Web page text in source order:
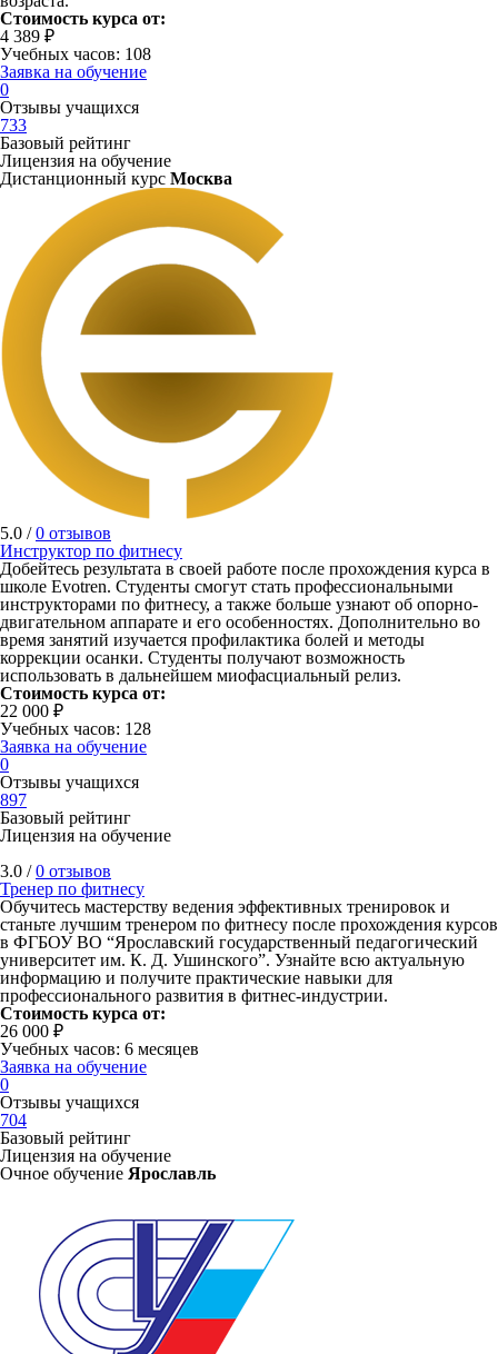
Стоимость курса от:
4 389 ₽
Учебных часов: 108
Заявка на обучение
0
Отзывы учащихся
733
Базовый рейтинг
Лицензия на обучение
Дистанционный курс Москва
5.0 /0 отзывов
Инструктор по фитнесу
Добейтесь результата в своей работе после прохождения курса в
школе Evotren. Студенты смогут стать профессиональными
инструкторами по фитнесу, а также больше узнают об опорно-
двигательном аппарате и его особенностях. Дополнительно во
время занятий изучается профилактика болей и методы
коррекции осанки. Студенты получают возможность
использовать в дальнейшем миофасциальный релиз.
Стоимость курса от:
22 000 ₽
Учебных часов: 128
Заявка на обучение
0
Отзывы учащихся
897
Базовый рейтинг
Лицензия на обучение
3.0 /0 отзывов
Тренер по фитнесу
Обучитесь мастерству ведения эффективных тренировок и
станьте лучшим тренером по фитнесу после прохождения курсов
в ФГБОУ ВО “Ярославский государственный педагогический
университет им. К. Д. Ушинского”. Узнайте всю актуальную
информацию и получите практические навыки для
профессионального развития в фитнес-индустрии.
Стоимость курса от:
26 000 ₽
Учебных часов: 6 месяцев
Заявка на обучение
0
Отзывы учащихся
704
Базовый рейтинг
Лицензия на обучение
Очное обучение Ярославль